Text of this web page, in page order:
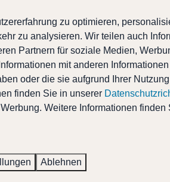
Unterkunft
: < 1 km
Nahe von Strand
verleih: 1 - 5 km
: 5 - 10 km
: 1 - 5 km
1 - 5 KM
Spielplatz
in Oostkapelle für
von der Kaution abgezogen
zu optimieren,
zu analysieren. Wir teilen auch
Partnern für soziale Medien,
mit anderen
oder die sie aufgrund Ihrer
finden Sie in unserer
Weitere Informationen finden
Ablehnen